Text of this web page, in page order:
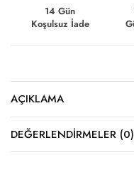
14 Gün
Koşulsuz İade
AÇIKLAMA
DEĞERLENDIRMELER (0)